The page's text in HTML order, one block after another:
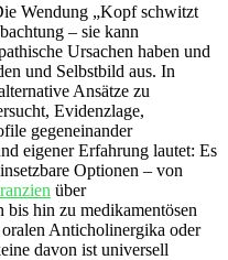
Wendung „Kopf schwitzt
– sie kann
Ursachen haben und
und Selbstbild aus. In
Ansätze zu
Evidenzlage,​
gegeneinander
eigener Erfahrung lautet: Es
Optionen – von
‍ über
bis hin zu medikamentösen
Anticholinergika oder
‌davon ist universell